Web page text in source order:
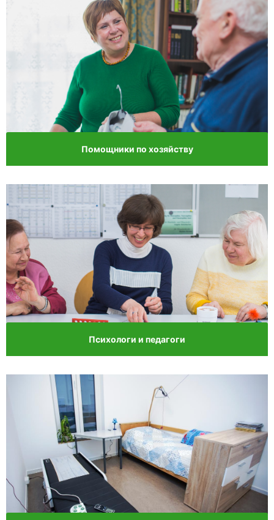
Помощники по хозяйству
Психологи и педагоги